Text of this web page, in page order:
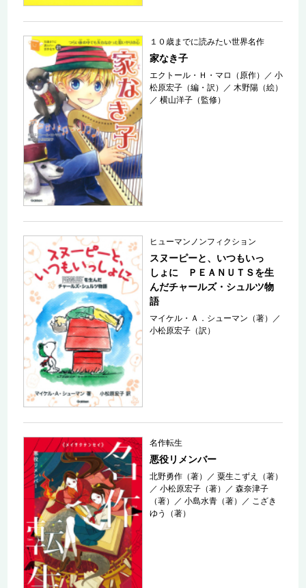
１０歳までに読みたい世界名作
家なき子
エクトール・Ｈ・マロ（原作） ／小
松原宏子（編・訳）
／木野陽（絵）
／横山洋子（監修）
ヒューマンノンフィクション
スヌーピーと、いつもいっ
しょに ＰＥＡＮＵＴＳを生
んだチャールズ・シュルツ物
語
マイケル・Ａ．シューマン（著）
／
小松原宏子（訳）
名作転生
悪役リメンバー
北野勇作（著） ／粟生こずえ（著）
／小松原宏子（著） ／森奈津子
（著）
／小島水青（著） ／ こざき
ゆう（著）